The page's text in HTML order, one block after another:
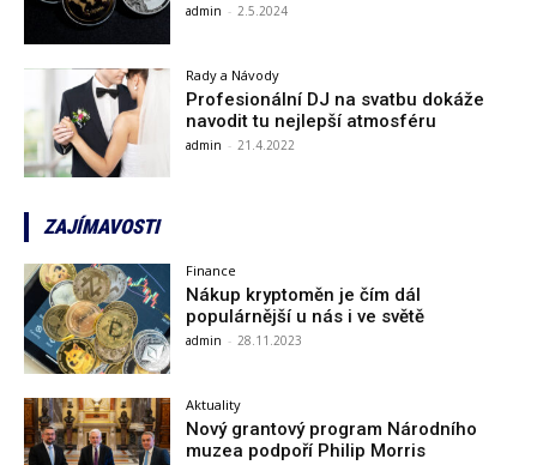
admin - 2.5.2024
Rady a Návody
Profesionální DJ na svatbu dokáže
navodit tu nejlepší atmosféru
admin - 21.4.2022
ZAJÍMAVOSTI
Finance
Nákup kryptoměn je čím dál
populárnější u nás i ve světě
admin - 28.11.2023
Aktuality
Nový grantový program Národního
muzea podpoří Philip Morris